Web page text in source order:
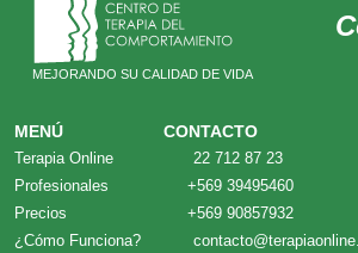
MEJORANDO SU CALIDAD DE VIDA
MENÚ
Terapia Online
Profesionales
Precios
¿Cómo Funciona?
CONTACTO
22 712 87 23
+569 39495460
+569 90857932